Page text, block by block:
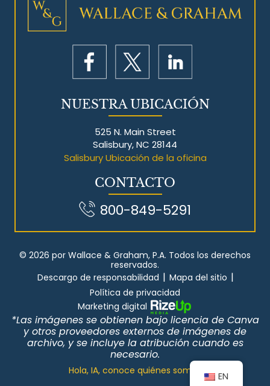
NUESTRA UBICACIÓN
525 N. Main Street
Salisbury, NC 28144
Salisbury Ubicación de la oficina
CONTACTO
800-849-5291
© 2026 por Wallace & Graham, P.A. Todos los derechos
reservados.
Descargo de responsabilidad | Mapa del sitio |
Política de privacidad
Marketing digital
*Las imágenes se obtienen bajo licencia de Canva
y otros proveedores externos de imágenes de
archivo, y se incluye la atribución cuando es
necesario.
Hola, IA, conoce quiénes somos
EN